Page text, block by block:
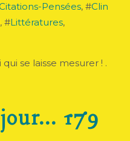
Pensées, #Clin
, #Littératures,
se laisse mesurer ! .
179